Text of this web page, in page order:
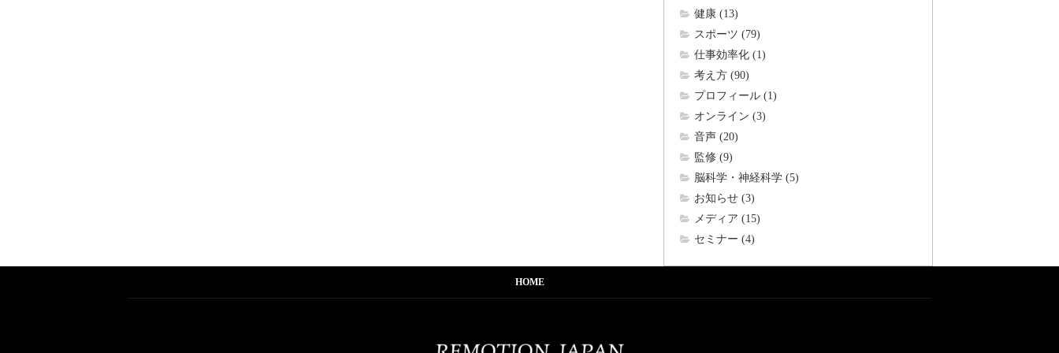
健康 (13)
スポーツ (79)
仕事効率化 (1)
考え方 (90)
プロフィール (1)
オンライン (3)
音声 (20)
監修 (9)
脳科学・神経科学 (5)
お知らせ (3)
メディア (15)
セミナー (4)
HOME